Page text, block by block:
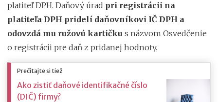
platiteľ DPH. Daňový úrad pri registrácii na
platiteľa DPH pridelí daňovníkovi IČ DPH a
odovzdá mu ružovú kartičku s názvom Osvedčenie
o registrácii pre daň z pridanej hodnoty.
Prečítajte si tiež
Ako zistiť daňové identifikačné číslo
(DIČ) firmy?